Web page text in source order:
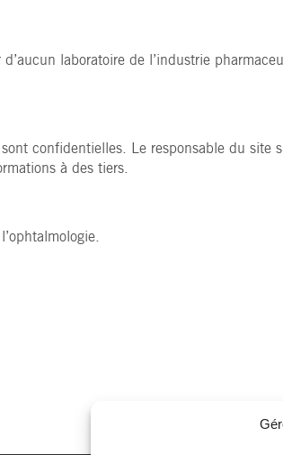
laboratoire de l’industrie
confidentielles. Le responsable du site
à des tiers.